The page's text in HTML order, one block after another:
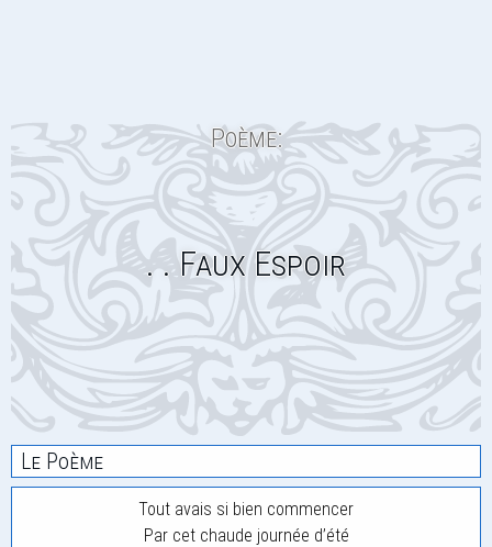
Poème:
. . Faux Espoir
Le Poème
Tout avais si bien commencer
Par cet chaude journée d’été